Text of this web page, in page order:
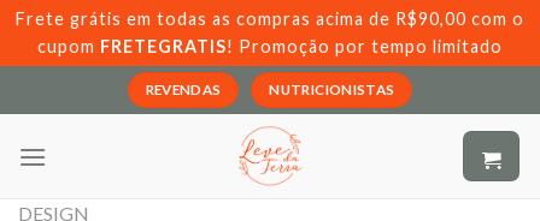
Skip
content
Frete grátis em todas as compras acima de R$90,00 com o
cupom FRETEGRATIS! Promoção por tempo limitado
REVENDAS NUTRICIONISTAS
DESIGN